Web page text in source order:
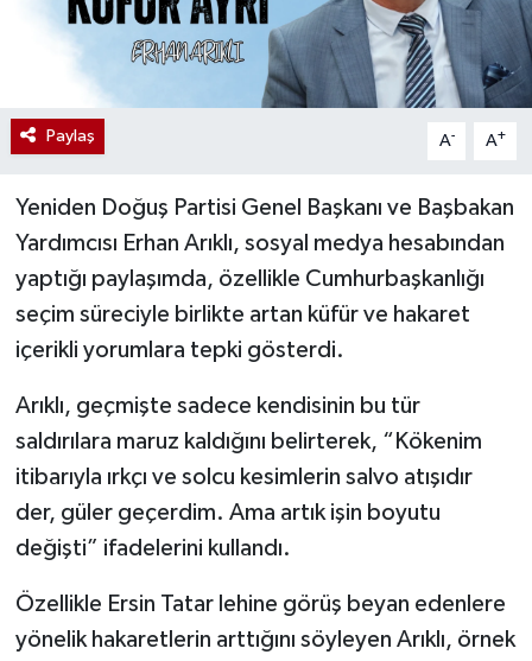
Paylaş A- A+
Yeniden Doğuş Partisi Genel Başkanı ve Başbakan
Yardımcısı Erhan Arıklı, sosyal medya hesabından
yaptığı paylaşımda, özellikle Cumhurbaşkanlığı
seçim süreciyle birlikte artan küfür ve hakaret
içerikli yorumlara tepki gösterdi.
Arıklı, geçmişte sadece kendisinin bu tür
saldırılara maruz kaldığını belirterek, “Kökenim
itibarıyla ırkçı ve solcu kesimlerin salvo atışıdır
der, güler geçerdim. Ama artık işin boyutu
değişti” ifadelerini kullandı.
Özellikle Ersin Tatar lehine görüş beyan edenlere
yönelik hakaretlerin arttığını söyleyen Arıklı, örnek